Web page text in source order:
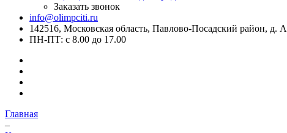
Заказать звонок
info@olimpciti.ru
142516, Московская область, Павлово-Посадский район, д.
ПН-ПТ: с 8.00 до 17.00
Главная
–